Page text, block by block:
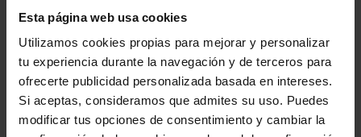
Esta página web usa cookies
Utilizamos cookies propias para mejorar y personalizar
tu experiencia durante la navegación y de terceros para
ofrecerte publicidad personalizada basada en intereses.
Si aceptas, consideramos que admites su uso. Puedes
modificar tus opciones de consentimiento y cambiar la